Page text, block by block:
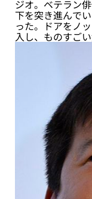
ジオ。ベテラン
下を突き進んで
った。ドアをノ
入し、ものすご